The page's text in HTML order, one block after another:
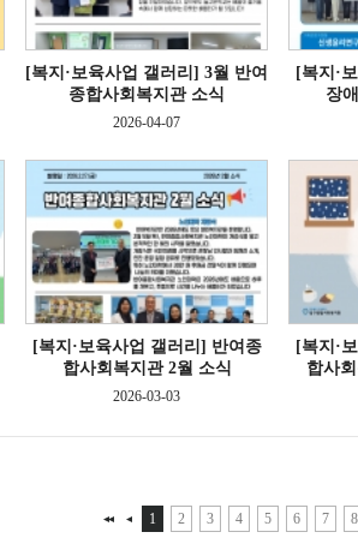
[복지·보육사업 갤러리] 3월 반여
종합사회복지관 소식
2026-04-07
[복지·
장
[복지·보육사업 갤러리] 반여종
합사회복지관 2월 소식
2026-03-03
[복지·
합사
1 2 3 4 5 6 7 8